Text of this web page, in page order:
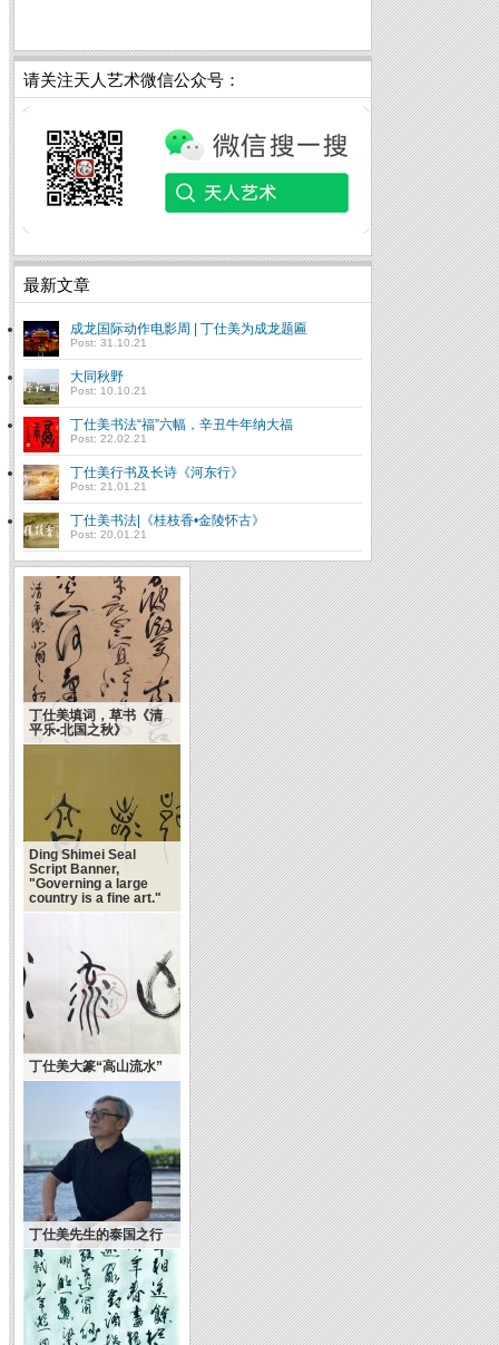
请关注天人艺术微信公众号：
最新文章
成龙国际动作电影周 | 丁仕美为成龙题匾
Post: 31.10.21
大同秋野
Post: 10.10.21
丁仕美书法“福”六幅，辛丑牛年纳大福
Post: 22.02.21
丁仕美行书及长诗《河东行》
Post: 21.01.21
丁仕美书法|《桂枝香•金陵怀古》
Post: 20.01.21
丁仕美填词，草书《清
平乐•北国之秋》
Ding Shimei Seal
Script Banner,
"Governing a large
country is a fine art."
丁仕美大篆“高山流水”
丁仕美先生的泰国之行